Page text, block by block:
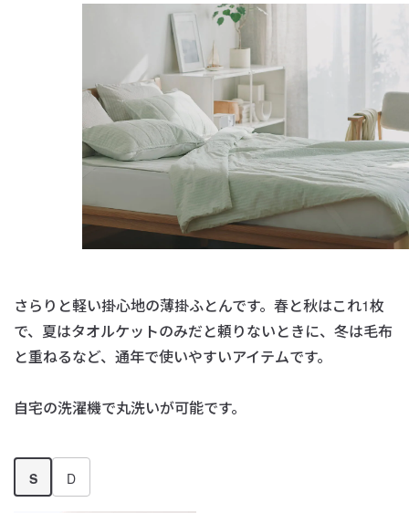
さらりと軽い掛心地の薄掛ふとんです。 春と秋はこれ1枚
で、夏はタオルケットのみだと頼りないときに、 冬は毛布
と重ねるなど、通年で使いやすいアイテムです。
自宅の洗濯機で丸洗いが可能です。
S D